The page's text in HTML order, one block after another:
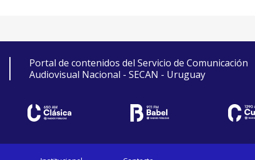
Portal de contenidos del Servicio de Comunicación
Audiovisual Nacional - SECAN - Uruguay